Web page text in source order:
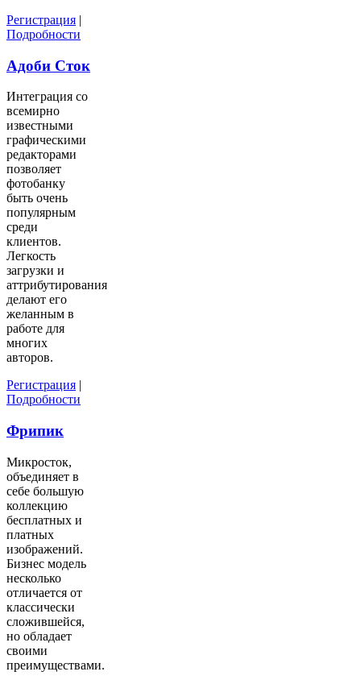
Регистрация |
Подробности
Адоби Сток
Интеграция со
всемирно
известными
графическими
редакторами
позволяет
фотобанку
быть очень
популярным
среди
клиентов.
Легкость
загрузки и
аттрибутирования
делают его
желанным в
работе для
многих
авторов.
Регистрация |
Подробности
Фрипик
Микросток,
объединяет в
себе большую
коллекцию
бесплатных и
платных
изображений.
Бизнес модель
несколько
отличается от
классически
сложившейся,
но обладает
своими
преимуществами.